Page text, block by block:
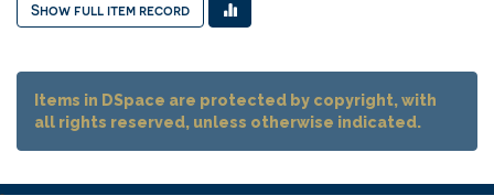
Show full item record
Items in DSpace are protected by copyright, with
all rights reserved, unless otherwise indicated.